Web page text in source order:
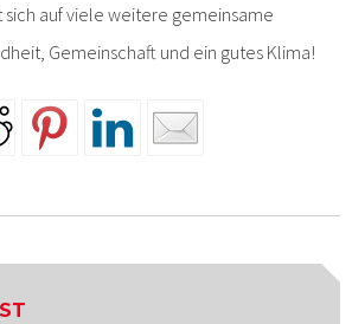
sich auf viele weitere gemeinsame
Gemeinschaft und ein gutes Klima!